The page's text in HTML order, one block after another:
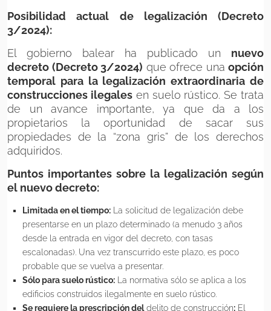
Posibilidad actual de legalización (Decreto
3/2024):
El gobierno balear ha publicado un nuevo
decreto (Decreto 3/2024) que ofrece una opción
temporal para la legalización extraordinaria de
construcciones ilegalesen suelo rústico. Se trata
de un avance importante, ya que da a los
propietarios la oportunidad de sacar sus
propiedades de la “zona gris” de los derechos
adquiridos.
Puntos importantes sobre la legalización según
el nuevo decreto:
Limitada en el tiempo: La solicitud de legalización debe
presentarse en un plazo determinado (a menudo 3 años
desde la entrada en vigor del decreto, con tasas
escalonadas). Una vez transcurrido este plazo, es poco
probable que se vuelva a presentar.
Sólo para suelo rústico: La normativa sólo se aplica a los
edificios construidos ilegalmente en suelo rústico.
Se requiere la prescripción deldelito de construcción: El